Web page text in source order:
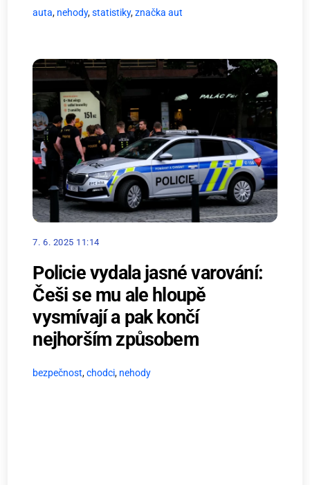
auta, nehody,statistiky,značka aut
7. 6. 2025 11:14
Policie vydala jasné varování:
Češi se mu ale hloupě
vysmívají a pak končí
nejhorším způsobem
bezpečnost,chodci, nehody